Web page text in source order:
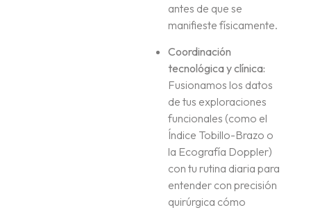
antes de que se
manifieste físicamente.
Coordinación
tecnológica y clínica:
Fusionamos los datos
de tus exploraciones
funcionales (como el
Índice Tobillo-Brazo o
la Ecografía Doppler)
con tu rutina diaria para
entender con precisión
quirúrgica cómo